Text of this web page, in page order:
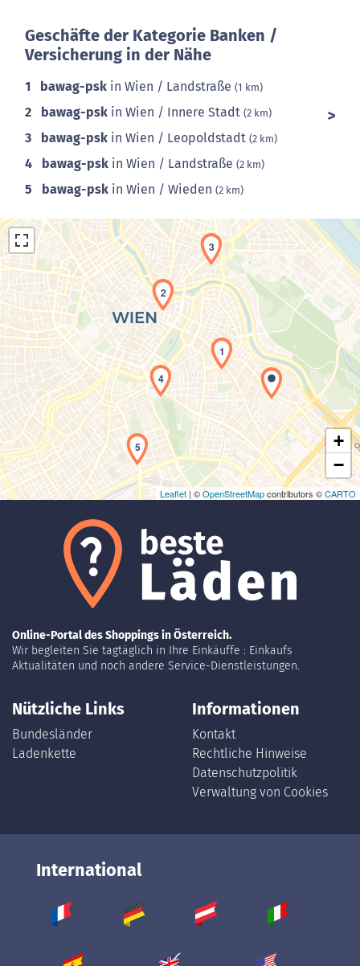
Geschäfte der Kategorie Banken /
Versicherung in der Nähe
1 bawag-psk in Wien / Landstraße (1 km)
2 bawag-psk in Wien / Innere Stadt (2 km)
3 bawag-psk in Wien / Leopoldstadt (2 km)
4 bawag-psk in Wien / Landstraße (2 km)
5 bawag-psk in Wien / Wieden (2 km)
Laden der Karte...
1
2
3
4
5
+
−
Leaflet | ©OpenStreetMapcontributors ©CARTO
Online-Portal des Shoppings in Österreich.
Wir begleiten Sie tagtäglich in Ihre Einkäuffe : Einkaufs
Aktualitäten und noch andere Service-Dienstleistungen.
Nützliche Links
Bundesländer
Ladenkette
Informationen
Kontakt
Rechtliche Hinweise
Datenschutzpolitik
Verwaltung von Cookies
International